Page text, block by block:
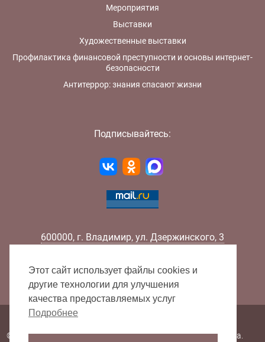
Мероприятия
Выставки
Художественные выставки
Профилактика финансовой преступности и основы интернет-
безопасности
Антитеррор: знания спасают жизни
Подписывайтесь:
600000, г. Владимир, ул. Дзержинского, 3
Факс:
+7 (4922) 32-52-88
E-mail:
info@lib33.ru
© 2000 - 2026 Владимирская областная научная библиотека.
Этот сайт использует файлы cookies и
другие технологии для улучшения
качества предоставляемых услуг
Подробнее